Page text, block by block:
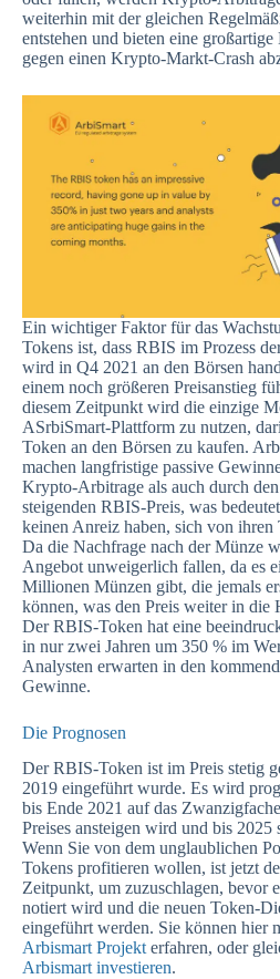
weiterhin mit der gleichen
entstehen und bieten eine
gegen einen Krypto-Markt-Crash
Ein wichtiger Faktor für das
Tokens ist, dass RBIS im Prozess
wird in Q4 2021 an den Börsen
einem noch größeren Preisanstieg
diesem Zeitpunkt wird die einzige
ASrbiSmart-Plattform zu nutzen,
Token an den Börsen zu kaufen.
machen langfristige passive
Krypto-Arbitrage als auch durch
steigenden RBIS-Preis, was
keinen Anreiz haben, sich von ihren
Da die Nachfrage nach der Münze
Angebot unweigerlich fallen, da es
Millionen Münzen gibt, die jemals
können, was den Preis weiter in die
Der RBIS-Token hat eine
in nur zwei Jahren um 350 % im
Analysten erwarten in den
Gewinne.
Die Prognosen
Der RBIS-Token ist im Preis stetig
2019 eingeführt wurde. Es wird
bis Ende 2021 auf das
Preises ansteigen wird und bis 2025
Wenn Sie von dem unglaublichen
Tokens profitieren wollen, ist jetzt
Zeitpunkt, um zuzuschlagen, bevor
notiert wird und die neuen Token-
eingeführt werden. Sie können hier
Arbismart Projekt erfahren, oder
Arbismart investieren.